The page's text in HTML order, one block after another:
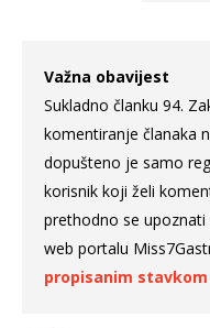
Važna obavijest
Sukladno članku 94.
komentiranje članaka
dopušteno je samo
korisnik koji želi
prethodno se upoznati
web portalu
propisanim stavkom